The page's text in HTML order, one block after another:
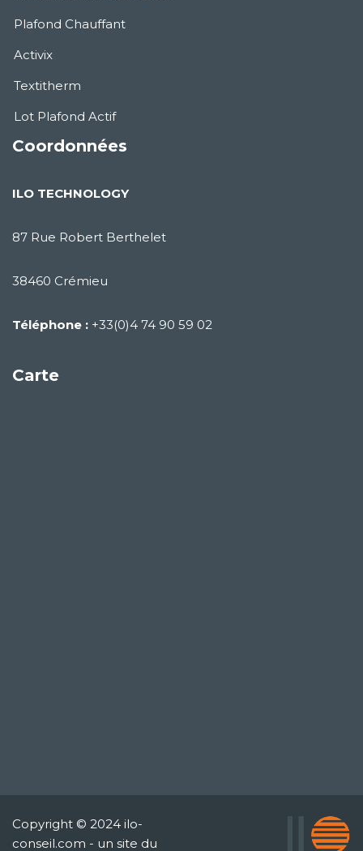
Plafond Chauffant
Activix
Textitherm
Lot Plafond Actif
Coordonnées
ILO TECHNOLOGY
87 Rue Robert Berthelet
38460 Crémieu
Téléphone : +33(0)4 74 90 59 02
Carte
Copyright © 2024 ilo-
conseil.com - un site du